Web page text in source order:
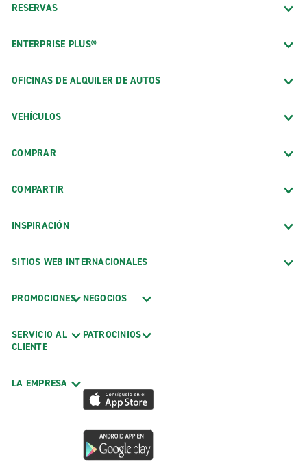
RESERVAS
ENTERPRISE PLUS®
OFICINAS DE ALQUILER DE AUTOS
VEHÍCULOS
COMPRAR
COMPARTIR
INSPIRACIÓN
SITIOS WEB INTERNACIONALES
PROMOCIONES
SERVICIO AL
CLIENTE
LA EMPRESA
NEGOCIOS
PATROCINIOS